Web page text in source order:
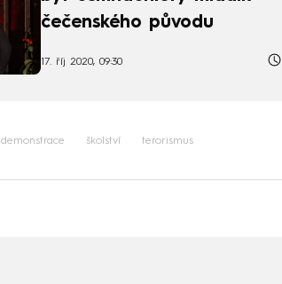
čečenského původu
17. říj 2020, 09:30
demonstrace školství terorismus